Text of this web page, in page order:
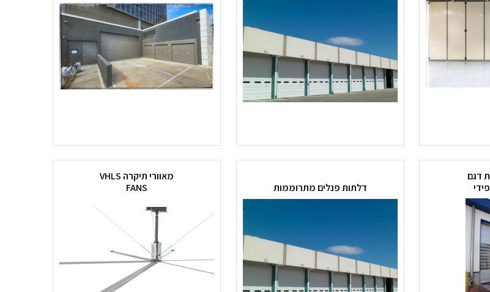
דגם
דלתות פנלים מתרוממות
מאוורי תיקרה VHLS
FANS